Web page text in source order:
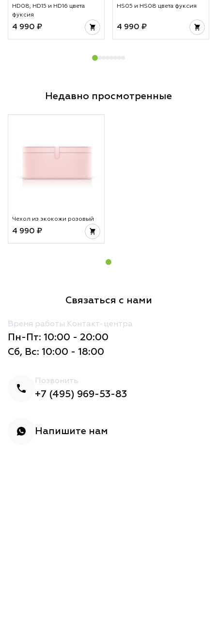
HD08, HD15 и HD16 цвета
фуксия
4 990 ₽
HS05 и HS08 цвета фуксия
4 990 ₽
Недавно просмотренные
Чехол из экокожи розовый
4 990 ₽
Связаться с нами
Время работы Контакт-центра
Пн-Пт: 10:00 - 20:00
Сб, Вс: 10:00 - 18:00
Позвонить
+7 (495) 969-53-83
Напишите нам